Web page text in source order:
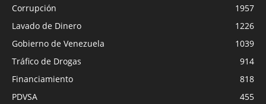
Corrupción
1957
Lavado de Dinero
1226
Gobierno de Venezuela
1039
Tráfico de Drogas
914
Financiamiento
818
PDVSA
455